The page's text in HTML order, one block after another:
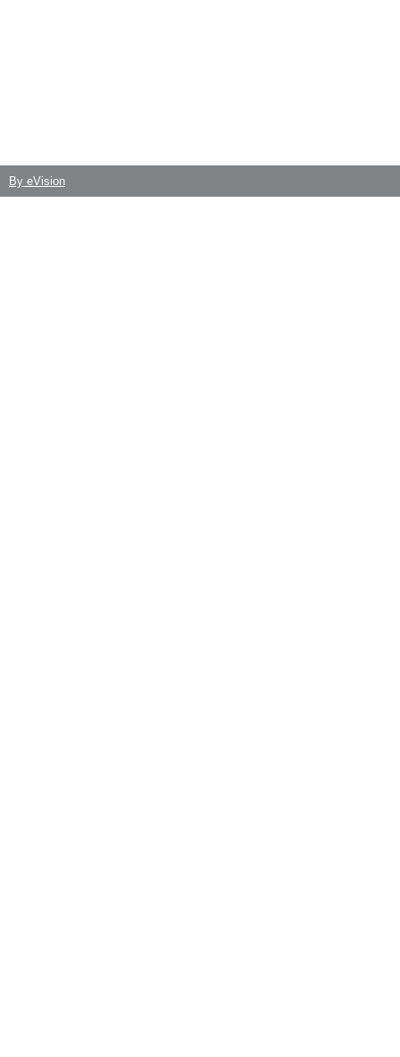
By eVision